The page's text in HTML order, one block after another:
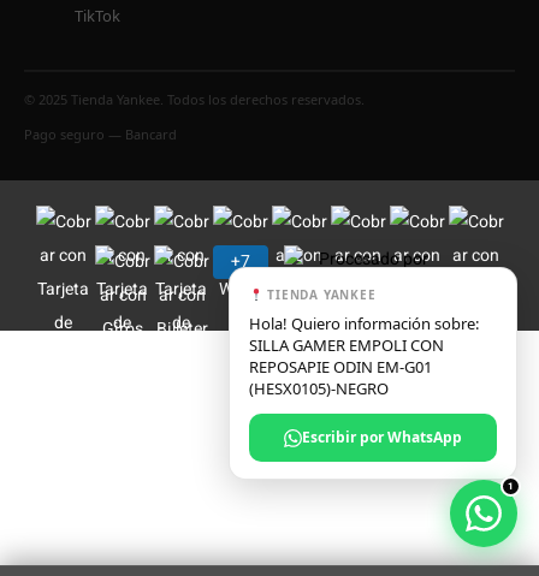
TIENDA YANKEE
Hola! Quiero información sobre:
SILLA GAMER EMPOLI CON
REPOSAPIE ODIN EM-G01
(HESX0105)-NEGRO
Escribir por WhatsApp
1
TikTok
© 2025 Tienda Yankee. Todos los derechos reservados.
Pago seguro — Bancard